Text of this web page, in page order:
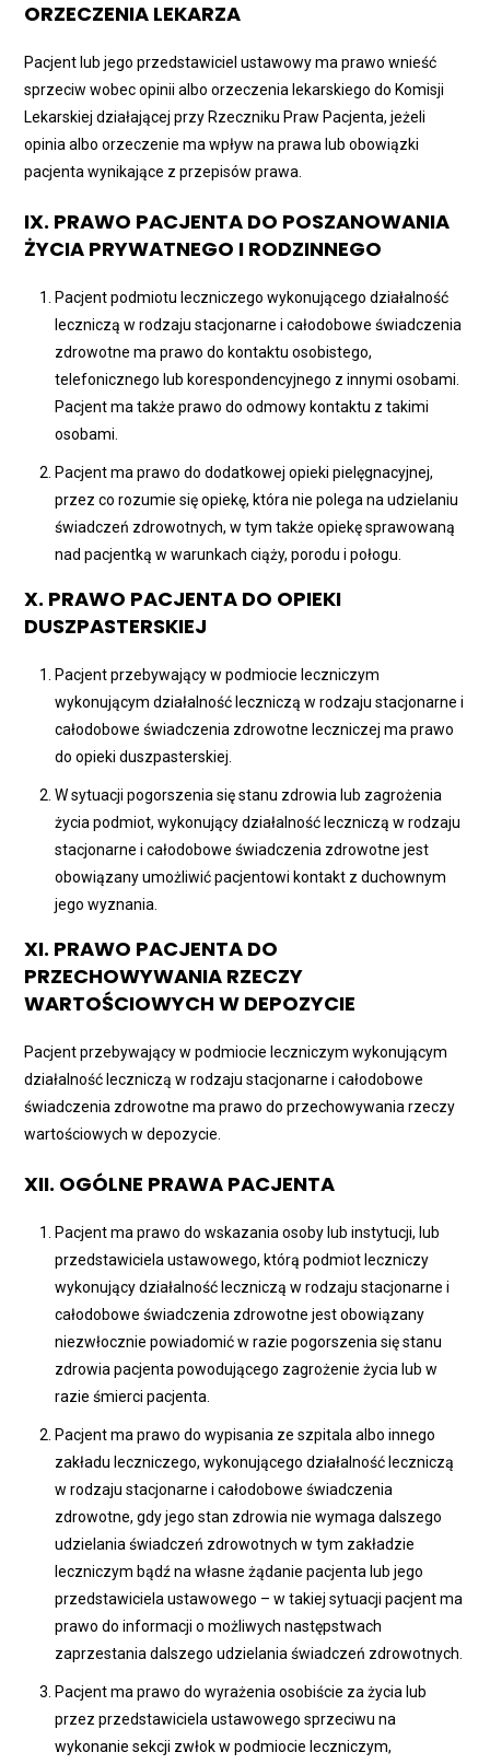
ORZECZENIA LEKARZA
Pacjent lub jego przedstawiciel ustawowy ma prawo wnieść
sprzeciw wobec opinii albo orzeczenia lekarskiego do Komisji
Lekarskiej działającej przy Rzeczniku Praw Pacjenta, jeżeli
opinia albo orzeczenie ma wpływ na prawa lub obowiązki
pacjenta wynikające z przepisów prawa.
IX. PRAWO PACJENTA DO POSZANOWANIA
ŻYCIA PRYWATNEGO I RODZINNEGO
Pacjent podmiotu leczniczego wykonującego działalność
leczniczą w rodzaju stacjonarne i całodobowe świadczenia
zdrowotne ma prawo do kontaktu osobistego,
telefonicznego lub korespondencyjnego z innymi osobami.
Pacjent ma także prawo do odmowy kontaktu z takimi
osobami.
Pacjent ma prawo do dodatkowej opieki pielęgnacyjnej,
przez co rozumie się opiekę, która nie polega na udzielaniu
świadczeń zdrowotnych, w tym także opiekę sprawowaną
nad pacjentką w warunkach ciąży, porodu i połogu.
X. PRAWO PACJENTA DO OPIEKI
DUSZPASTERSKIEJ
Pacjent przebywający w podmiocie leczniczym
wykonującym działalność leczniczą w rodzaju stacjonarne i
całodobowe świadczenia zdrowotne leczniczej ma prawo
do opieki duszpasterskiej.
W sytuacji pogorszenia się stanu zdrowia lub zagrożenia
życia podmiot, wykonujący działalność leczniczą w rodzaju
stacjonarne i całodobowe świadczenia zdrowotne jest
obowiązany umożliwić pacjentowi kontakt z duchownym
jego wyznania.
XI. PRAWO PACJENTA DO
PRZECHOWYWANIA RZECZY
WARTOŚCIOWYCH W DEPOZYCIE
Pacjent przebywający w podmiocie leczniczym wykonującym
działalność leczniczą w rodzaju stacjonarne i całodobowe
świadczenia zdrowotne ma prawo do przechowywania rzeczy
wartościowych w depozycie.
XII. OGÓLNE PRAWA PACJENTA
Pacjent ma prawo do wskazania osoby lub instytucji, lub
przedstawiciela ustawowego, którą podmiot leczniczy
wykonujący działalność leczniczą w rodzaju stacjonarne i
całodobowe świadczenia zdrowotne jest obowiązany
niezwłocznie powiadomić w razie pogorszenia się stanu
zdrowia pacjenta powodującego zagrożenie życia lub w
razie śmierci pacjenta.
Pacjent ma prawo do wypisania ze szpitala albo innego
zakładu leczniczego, wykonującego działalność leczniczą
w rodzaju stacjonarne i całodobowe świadczenia
zdrowotne, gdy jego stan zdrowia nie wymaga dalszego
udzielania świadczeń zdrowotnych w tym zakładzie
leczniczym bądź na własne żądanie pacjenta lub jego
przedstawiciela ustawowego – w takiej sytuacji pacjent ma
prawo do informacji o możliwych następstwach
zaprzestania dalszego udzielania świadczeń zdrowotnych.
Pacjent ma prawo do wyrażenia osobiście za życia lub
przez przedstawiciela ustawowego sprzeciwu na
wykonanie sekcji zwłok w podmiocie leczniczym,